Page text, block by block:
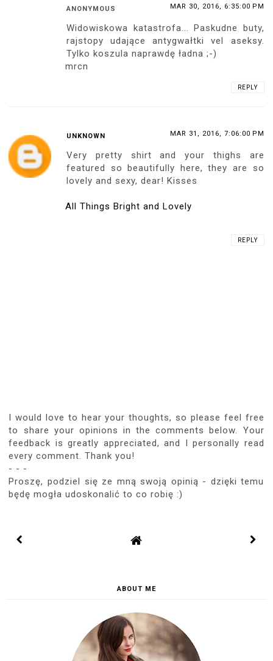
ANONYMOUS MAR 30, 2016, 6:35:00 PM
Widowiskowa katastrofa... Paskudne buty,
rajstopy udające antygwałtki vel aseksy.
Tylko koszula naprawdę ładna ;-)
mrcn
REPLY
UNKNOWN MAR 31, 2016, 7:06:00 PM
Very pretty shirt and your thighs are
featured so beautifully here, they are so
lovely and sexy, dear! Kisses
All Things Bright and Lovely
REPLY
I would love to hear your thoughts, so please feel free
to share your opinions in the comments below. Your
feedback is greatly appreciated, and I personally read
every comment. Thank you!
- - -
Proszę, podziel się ze mną swoją opinią - dzięki temu
będę mogła udoskonalić to co robię :)
ABOUT ME